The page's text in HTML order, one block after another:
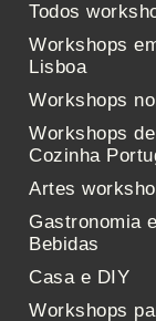
Todos
Workshops
Lisboa
Workshops
Workshops de
Cozinha
Artes
Gastronomia e
Bebidas
Casa e DIY
Workshops